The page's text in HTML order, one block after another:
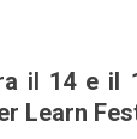
il 14 e il
Learn